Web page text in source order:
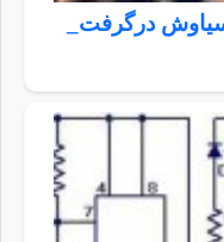
درگرفت_